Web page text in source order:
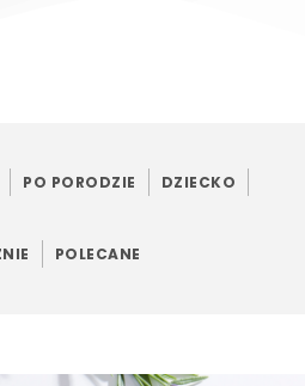
PO PORODZIE DZIECKO
POLECANE